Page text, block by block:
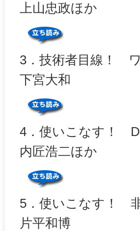
上山忠政ほか
3．技術者目線！
下宮大和
4．使いこなす！
内匠浩二ほか
5．使いこなす！
片平和博